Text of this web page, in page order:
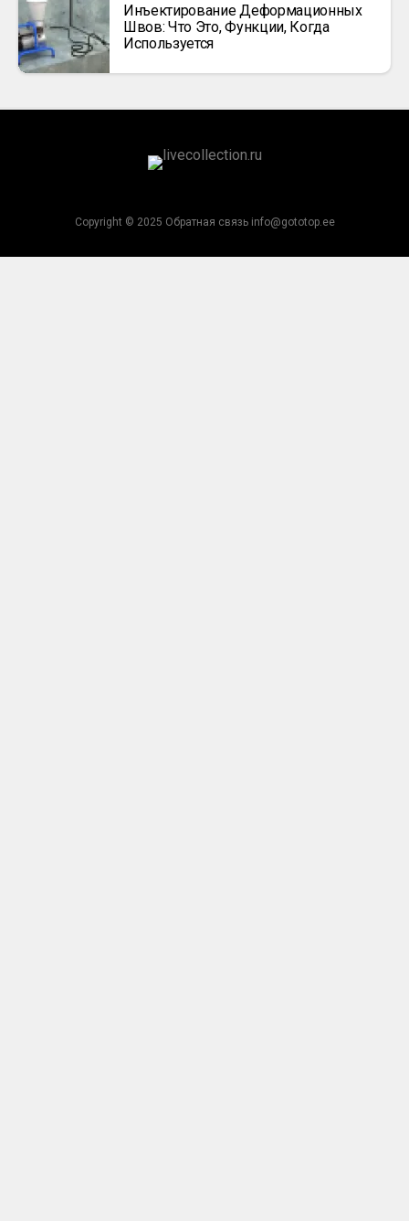
Инъектирование Деформационных
Швов: Что Это, Функции, Когда
Используется
Copyright © 2025 Обратная связь info@gototop.ee